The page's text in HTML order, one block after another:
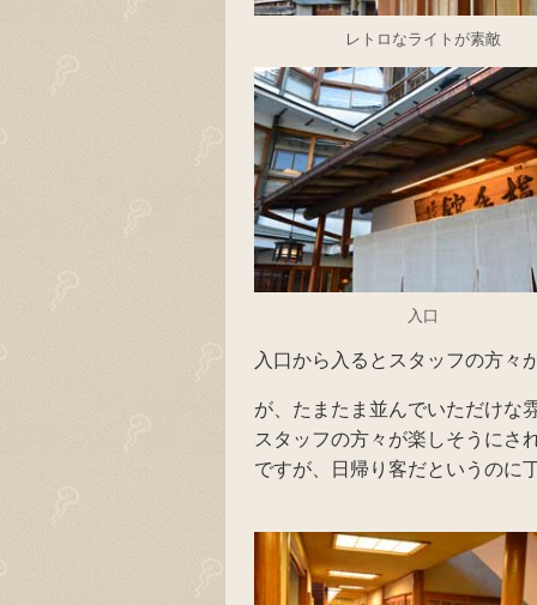
レトロなライトが素敵
入口
入口から入るとスタッフの方々
が、たまたま並んでいただけな
スタッフの方々が楽しそうにさ
ですが、日帰り客だというのに